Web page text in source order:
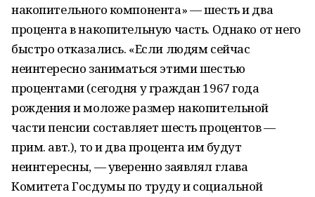
накопительного компонента» — шесть и два
процента в накопительную часть. Однако от него
быстро отказались. «Если людям сейчас
неинтересно заниматься этими шестью
процентами (сегодня у граждан 1967 года
рождения и моложе размер накопительной
части пенсии составляет шесть процентов —
прим. авт.), то и два процента им будут
неинтересны, — уверенно заявлял глава
Комитета Госдумы по труду и социальной